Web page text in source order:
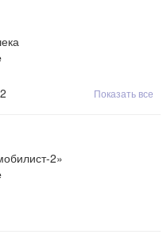
Показать все
2»